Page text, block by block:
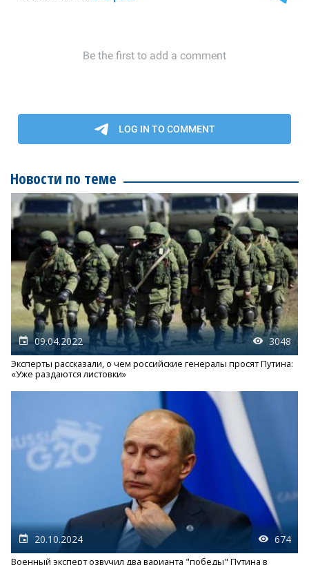
Новости по теме
09.04.2022 3048
Эксперты рассказали, о чем российские генералы просят Путина:
«Уже раздаются листовки»
20.10.2024 674
Военный эксперт озвучил два варианта "победы" Путина в